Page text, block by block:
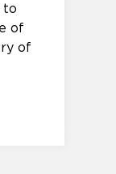
to
of
of